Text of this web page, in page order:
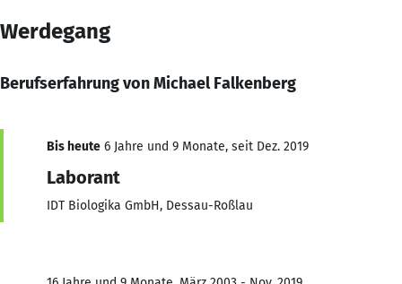
Werdegang
Berufserfahrung von Michael Falkenberg
Bis heute 6 Jahre und 9 Monate, seit Dez. 2019
Laborant
IDT Biologika GmbH, Dessau-Roßlau